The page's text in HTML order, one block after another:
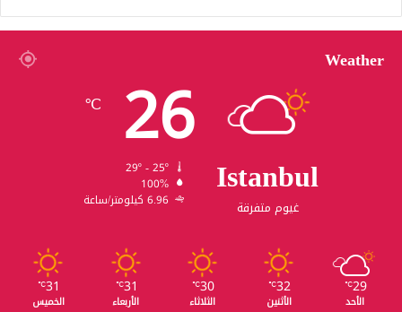
Weather
Istanbul
غيوم متفرقة
26
℃
100%
6.96 كيلومتر/ساعة
29
℃
الأحد
32
℃
الأثنين
30
℃
الثلاثاء
31
℃
الأربعاء
31
℃
الخميس